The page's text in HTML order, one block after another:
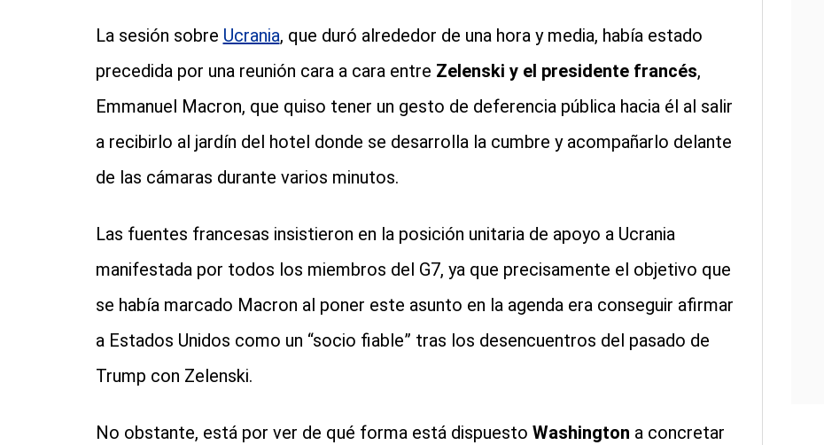
La sesión sobre Ucrania, que duró alrededor de una hora y media, había estado
precedida por una reunión cara a cara entre Zelenski y el presidente francés,
Emmanuel Macron, que quiso tener un gesto de deferencia pública hacia él al salir
a recibirlo al jardín del hotel donde se desarrolla la cumbre y acompañarlo delante
de las cámaras durante varios minutos.
Las fuentes francesas insistieron en la posición unitaria de apoyo a Ucrania
manifestada por todos los miembros del G7, ya que precisamente el objetivo que
se había marcado Macron al poner este asunto en la agenda era conseguir afirmar
a Estados Unidos como un “socio fiable” tras los desencuentros del pasado de
Trump con Zelenski.
No obstante, está por ver de qué forma está dispuesto Washington a concretar